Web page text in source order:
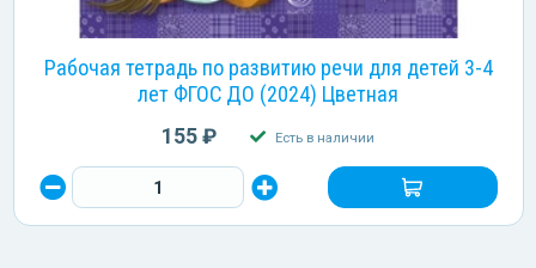
Рабочая тетрадь по развитию речи для детей 3-4
лет ФГОС ДО (2024) Цветная
155 ₽ Есть в наличии